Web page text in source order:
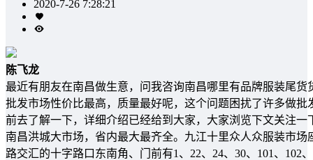
2020-7-26 7:28:21
陈飞龙
最近有朋友在南昌做生意，问我咨询南昌哪里有品牌服装尾货
批发市场性价比最高，质量最好呢，这个问题困扰了许多做
前去了解一下，详细介绍已经给到大家，大家浏览下文关注一
南昌洪城大市场，省内最大最齐全。九江十里众人众服装市
路交汇的十字路口东南角、门前有1、22、24、30、101、